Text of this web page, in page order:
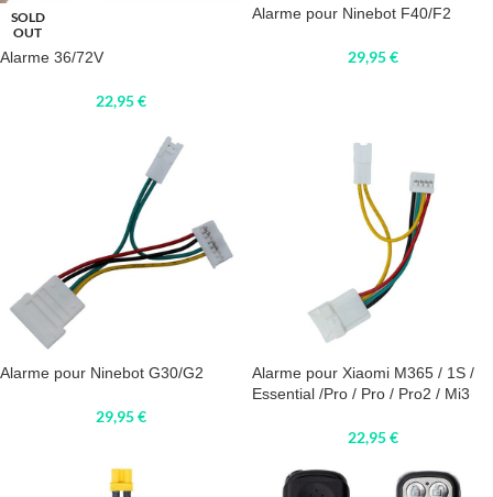
SOLD
OUT
Alarme 36/72V
22,95€
Alarme pour Ninebot F40/F2
29,95€
Alarme pour Ninebot G30/G2
29,95€
Alarme pour Xiaomi M365 / 1S /
Essential /Pro / Pro / Pro2 / Mi3
22,95€